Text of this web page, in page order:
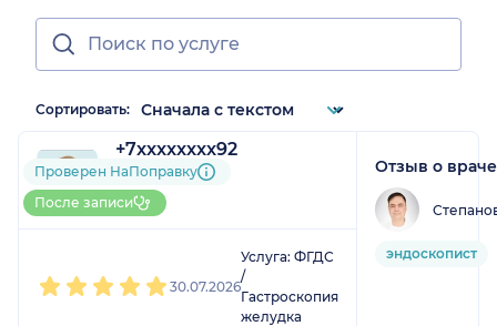
Сортировать:
+7xxxxxxxx92
2 отзыва
До 5 записей через
НаПоправку
Проверен НаПоправку
После записи
30.07.2026
Услуга: ФГДС
/
Гастроскопия
желудка
Отзыв о враче
эндоскопист